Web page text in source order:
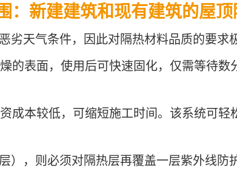
新建建筑和现有建筑的屋顶
天气条件，因此对隔热材料品质的要求
的表面，使用后可快速固化，仅需等待数
成本较低，可缩短施工时间。该系统可轻
，则必须对隔热层再覆盖一层紫外线防护